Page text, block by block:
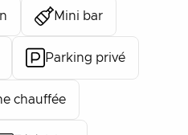
Mini bar
Parking privé
chauffée